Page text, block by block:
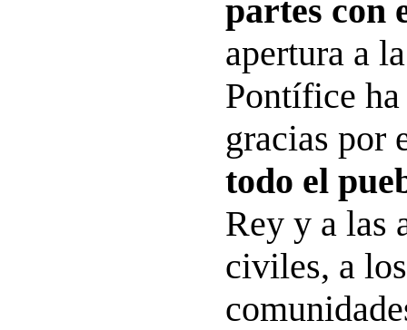
partes con
apertura a
Pontífice
gracias por
todo el
Rey y a las
civiles, a